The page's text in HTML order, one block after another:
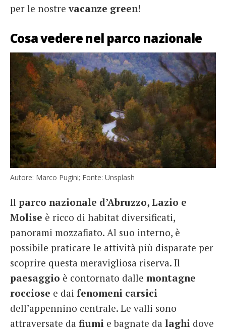
per le nostrevacanze green!
Cosa vedere nel parco nazionale
Autore: Marco Pugini; Fonte: Unsplash
Il parco nazionale d’Abruzzo, Lazio e
Molise è ricco di habitat diversificati,
panorami mozzafiato. Al suo interno, è
possibile praticare le attività più disparate per
scoprire questa meravigliosa riserva. Il
paesaggio è contornato dalle montagne
rocciose e dai fenomeni carsici
dell’appennino centrale. Le valli sono
attraversate da fiumi e bagnate da laghi dove